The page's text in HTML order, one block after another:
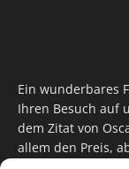
Ein wunderbares
Ihren Besuch auf
dem Zitat von
allem den Preis,